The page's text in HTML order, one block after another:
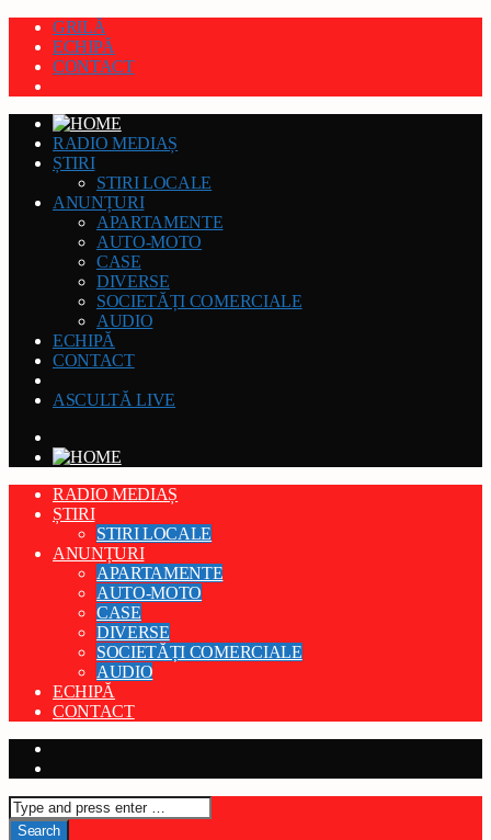
GRILĂ
ECHIPĂ
CONTACT
RADIO MEDIAȘ
ȘTIRI
STIRI LOCALE
ANUNȚURI
APARTAMENTE
AUTO-MOTO
CASE
DIVERSE
SOCIETĂȚI COMERCIALE
AUDIO
ECHIPĂ
CONTACT
ASCULTĂ LIVE
RADIO MEDIAȘ
ȘTIRI
STIRI LOCALE
ANUNȚURI
APARTAMENTE
AUTO-MOTO
CASE
DIVERSE
SOCIETĂȚI COMERCIALE
AUDIO
ECHIPĂ
CONTACT